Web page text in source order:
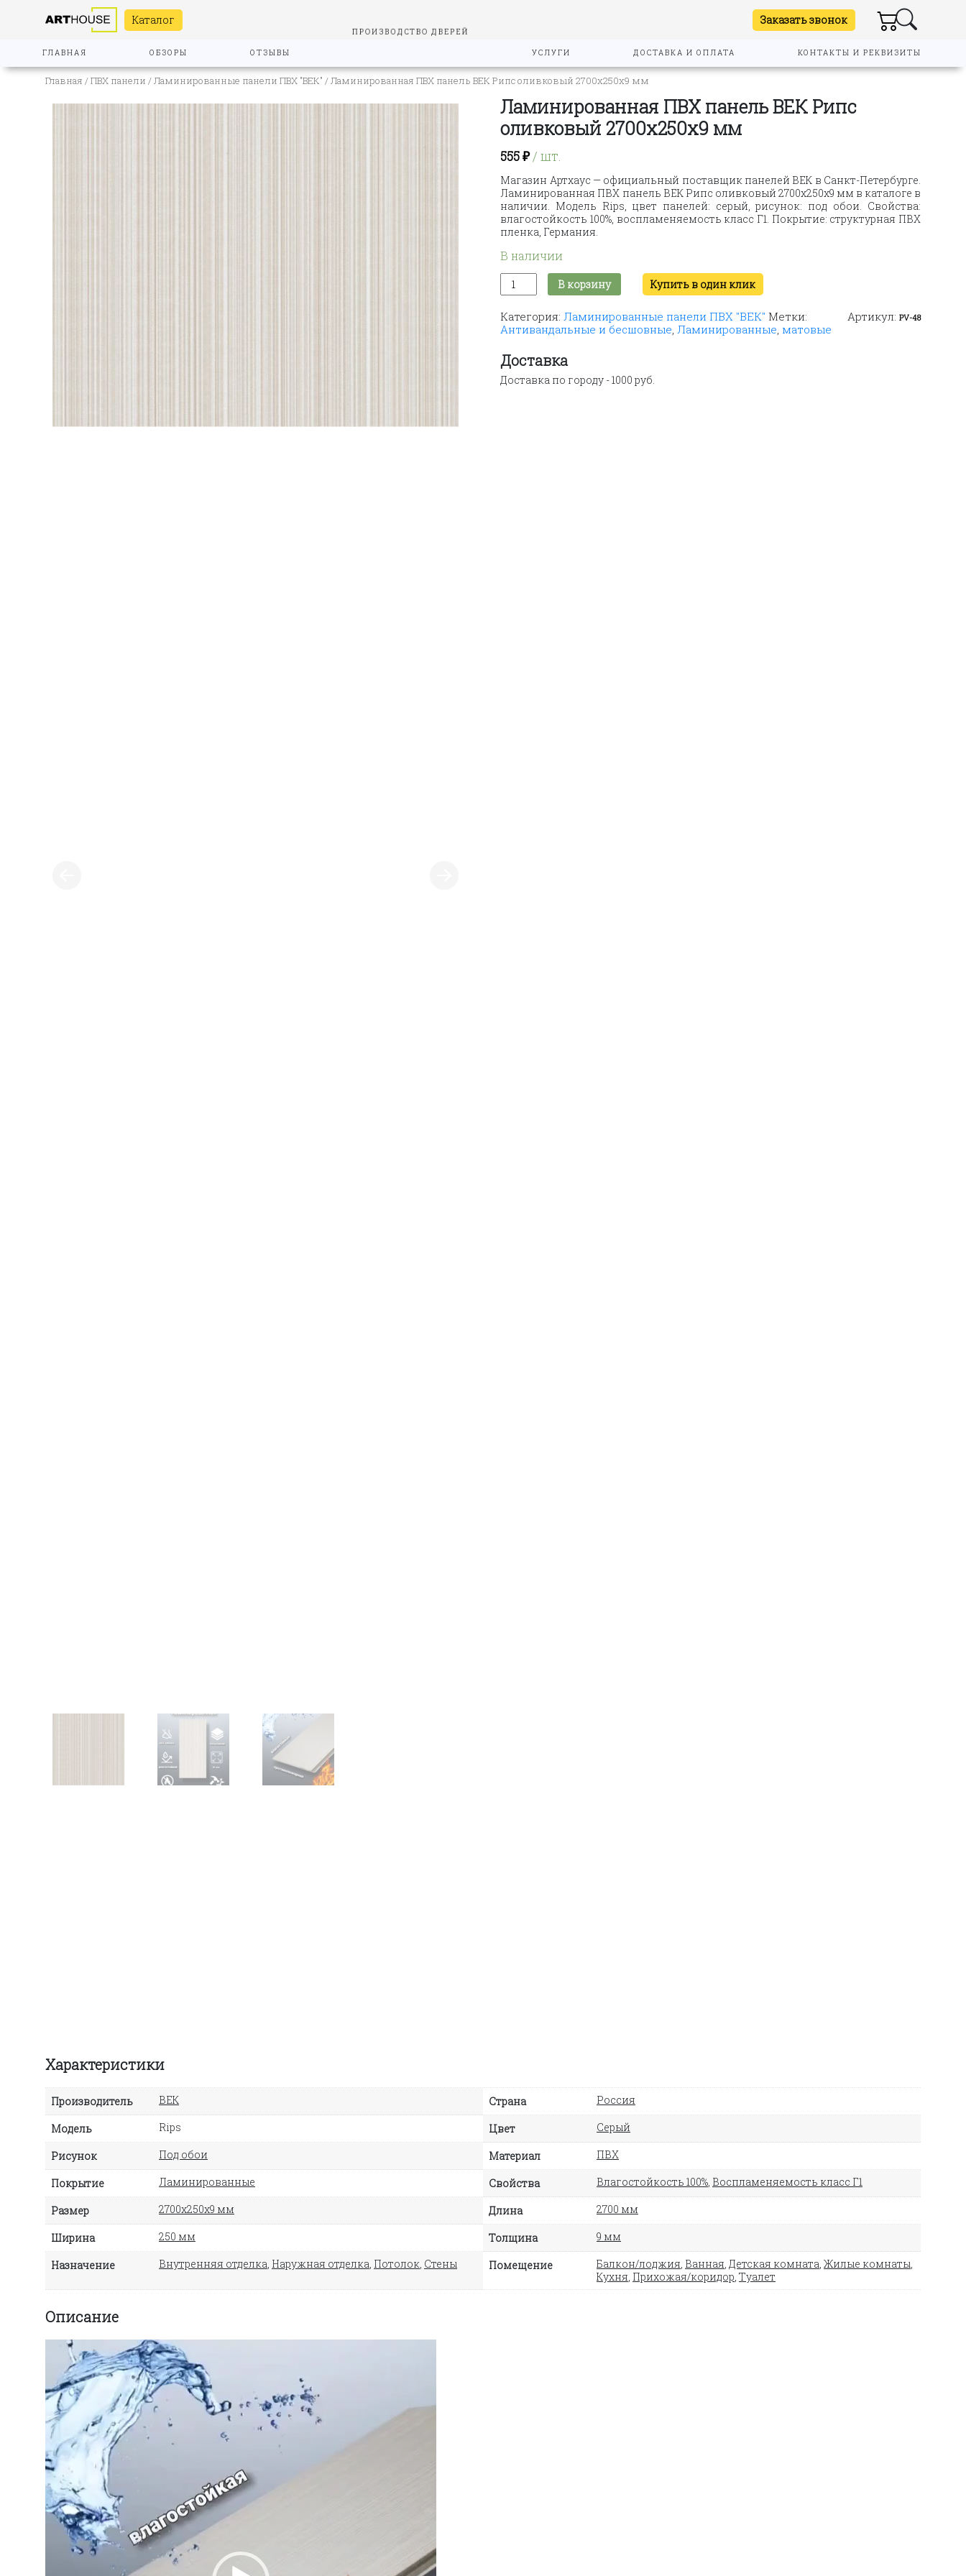
Каталог Заказать звонок
ГЛАВНАЯ ОБЗОРЫ ОТЗЫВЫ УСЛУГИ ДОСТАВКА И ОПЛАТА КОНТАКТЫ И РЕКВИЗИТЫ
Главная /ПВХ панели / Ламинированные панели ПВХ "ВЕК" / Ламинированная ПВХ панель ВЕК Рипс оливковый 2700х250х9 мм
Ламинированная ПВХ панель ВЕК Рипс
оливковый 2700х250х9 мм
555₽/ шт.
Магазин Артхаус — официальный поставщик панелей ВЕК в Санкт-Петербурге.
Ламинированная ПВХ панель ВЕК Рипс оливковый 2700х250х9 мм в каталоге в
наличии. Модель Rips, цвет панелей: серый, рисунок: под обои. Свойства:
влагостойкость 100%, воспламеняемость класс Г1. Покрытие: структурная ПВХ
пленка, Германия.
В наличии
Количество
товара
ПВХ
панель
Рипс
оливковый
2700х250х9
В корзину Купить в один клик
Артикул: PV-48
Категория:Ламинированные панели ПВХ "ВЕК" Метки:
Антивандальные и бесшовные,Ламинированные, матовые
Доставка
Доставка по городу - 1000 руб.
Характеристики
Производитель ВЕК Страна Россия
Модель Rips Цвет Серый
Рисунок Под обои Материал ПВХ
Покрытие Ламинированные Свойства Влагостойкость 100%, Воспламеняемость класс Г1
Размер 2700х250х9 мм Длина 2700 мм
Ширина 250 мм Толщина 9 мм
Назначение Внутренняя отделка, Наружная отделка, Потолок, Стены Помещение Балкон/лоджия, Ванная, Детская комната, Жилые комнаты,
Кухня, Прихожая/коридор, Туалет
Описание
Видеоплеер